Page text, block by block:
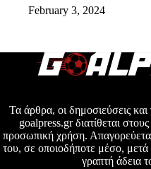
February 3, 2024
Τα άρθρα, οι δημοσιεύσεις και
goalpress.gr διατίθεται
προσωπική χρήση.
του, σε οποιοδήποτε μέσο, μετά
γραπτή άδεια